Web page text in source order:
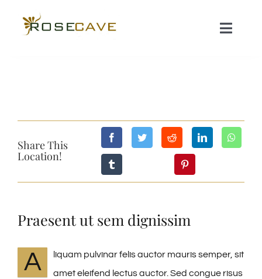
Toggle
GALLERY
CONTACT
Share This
Location!
Praesent ut sem dignissim
A
liquam pulvinar felis auctor mauris semper, sit
amet eleifend lectus auctor. Sed congue risus